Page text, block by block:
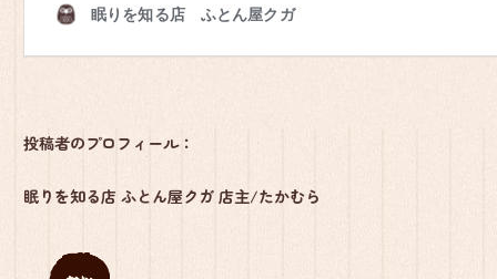
投稿者のプロフィール：
眠りを知る店 ふとん屋クガ 店主/たかむら